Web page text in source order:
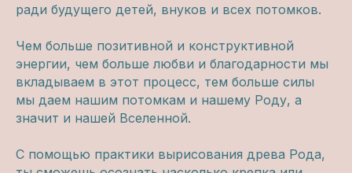
ради будущего детей, внуков и всех потомков.
Чем больше позитивной и конструктивной
энергии, чем больше любви и благодарности мы
вкладываем в этот процесс, тем больше силы
мы даем нашим потомкам и нашему Роду, а
значит и нашей Вселенной.
С помощью практики вырисования древа Рода,
ОНЛАЙН-КУРСЫ С ДОСТУПОМ СРАЗУ
СООБЩЕСТВА
Клуб предпринимателей WBH
Клуб Джаны
Расписание программ и туров
ВСЕ ТУРЫ И ОНЛАЙН-ПРОГРАММЫ